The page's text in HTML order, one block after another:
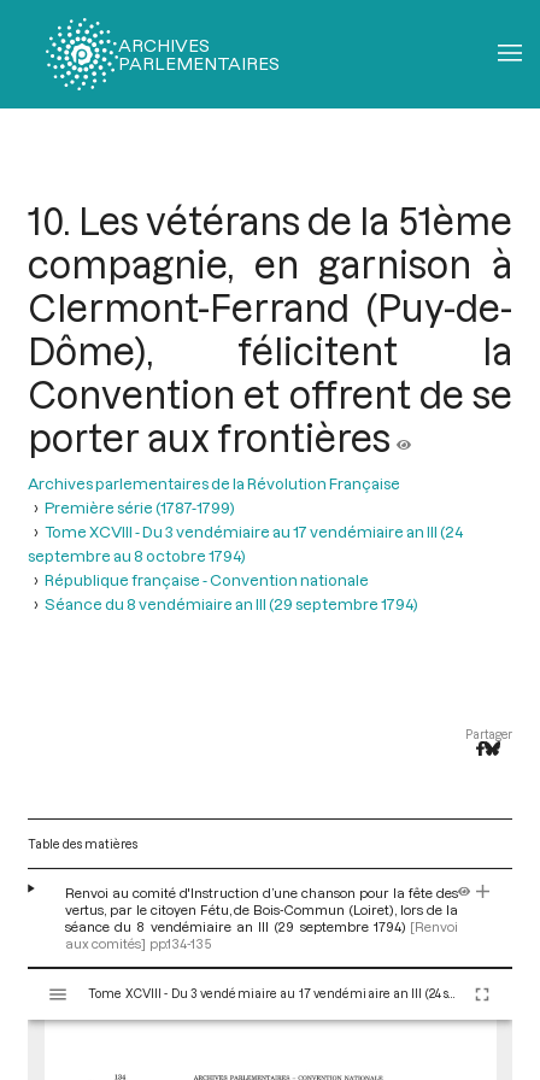
ARCHIVES
PARLEMENTAIRES
10. Les vétérans de la 51ème
compagnie, en garnison à
Clermont-Ferrand (Puy-de-
Dôme), félicitent la
Convention et offrent de se
porter aux frontières
Archives parlementaires de la Révolution Française
Première série (1787-1799)
Tome XCVIII - Du 3 vendémiaire au 17 vendémiaire an III (24
septembre au 8 octobre 1794)
République française - Convention nationale
Séance du 8 vendémiaire an III (29 septembre 1794)
Partager
Table des matières
Renvoi au comité d'Instruction d’une chanson pour la fête des
vertus, par le citoyen Fétu, de Bois-Commun (Loiret), lors de la
séance du 8 vendémiaire an III (29 septembre 1794) [Renvoi
aux comités] pp.134-135
s